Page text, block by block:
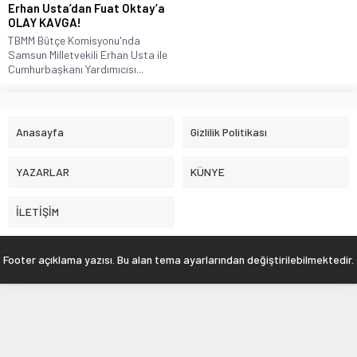
Erhan Usta’dan Fuat Oktay’a
OLAY KAVGA!
TBMM Bütçe Komisyonu'nda
Samsun Milletvekili Erhan Usta ile
Cumhurbaşkanı Yardımıcısı...
Anasayfa Gizlilik Politikası
YAZARLAR KÜNYE
İLETİŞİM
Footer açıklama yazısı. Bu alan tema ayarlarından değiştirilebilmektedir.